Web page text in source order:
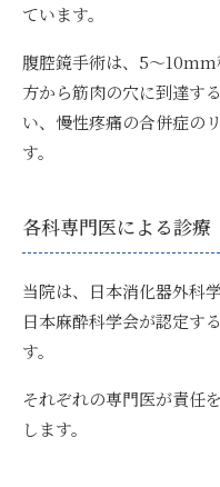
ています。
腹腔鏡手術は、5〜
方から筋肉の穴に到達す
い、慢性疼痛の合併症の
す。
各科専門医による診療
当院は、日本消化器外科
日本麻酔科学会が認定す
す。
それぞれの専門医が責任
します。